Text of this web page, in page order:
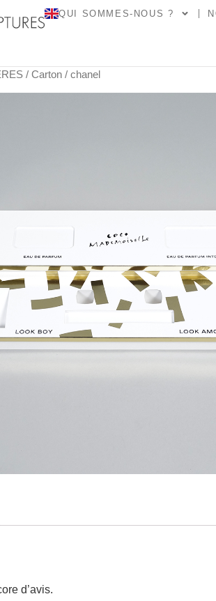
QUI SOMMES-NOUS ?
/ Carton / chanel
d’avis.